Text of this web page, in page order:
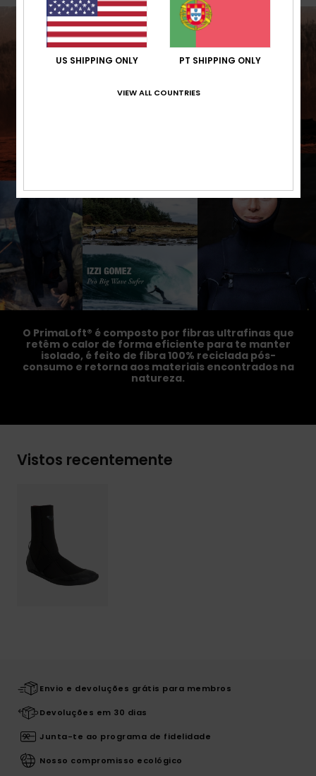
O PrimaLoft® é composto por fibras ultrafinas que
retêm o calor de forma eficiente para te manter
isolado, é feito de fibra 100% reciclada pós-
consumo e retorna aos materiais encontrados na
natureza.
Vistos recentemente
Envio e devoluções grátis para membros
Devoluções em 30 dias
Junta-te ao programa de fidelidade
Nosso compromisso ecológico
US SHIPPING ONLY PT SHIPPING ONLY
VIEW ALL COUNTRIES